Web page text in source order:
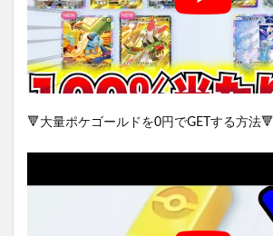
🔻大量ポケゴールドを0円でGETする方法🔻